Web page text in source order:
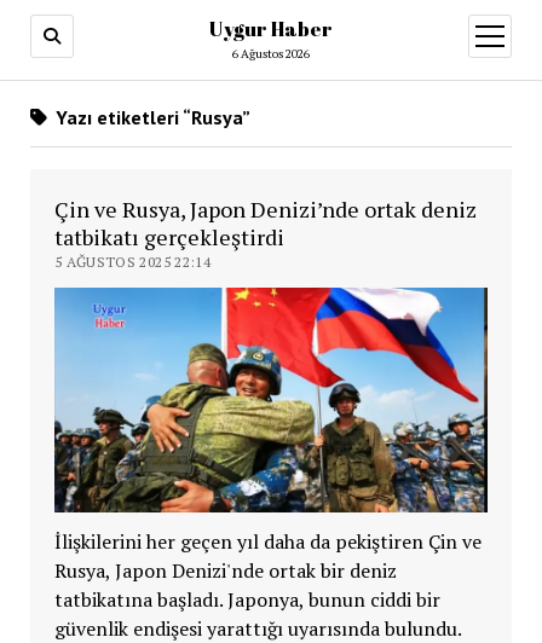
Uygur Haber
6 Ağustos 2026
aç
Yazı etiketleri “Rusya”
Çin ve Rusya, Japon Denizi’nde ortak deniz
tatbikatı gerçekleştirdi
5 AĞUSTOS 2025 22:14
İlişkilerini her geçen yıl daha da pekiştiren Çin ve
Rusya, Japon Denizi'nde ortak bir deniz
tatbikatına başladı. Japonya, bunun ciddi bir
güvenlik endişesi yarattığı uyarısında bulundu.